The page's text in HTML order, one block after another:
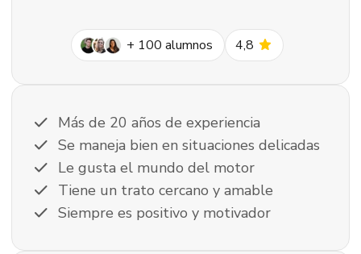
check Más de 20 años de experiencia
check Se maneja bien en situaciones delicadas
check Le gusta el mundo del motor
check Tiene un trato cercano y amable
check Siempre es positivo y motivador
+ 100 alumnos 4,8 star